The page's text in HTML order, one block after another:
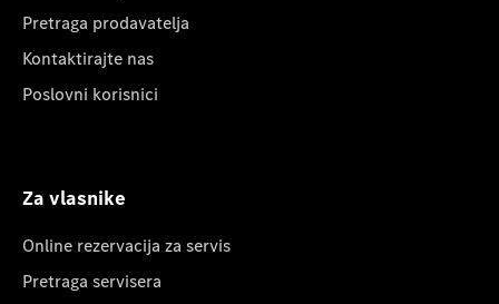
Pretraga prodavatelja
Kontaktirajte nas
Poslovni korisnici
Za vlasnike
Online rezervacija za servis
Pretraga servisera